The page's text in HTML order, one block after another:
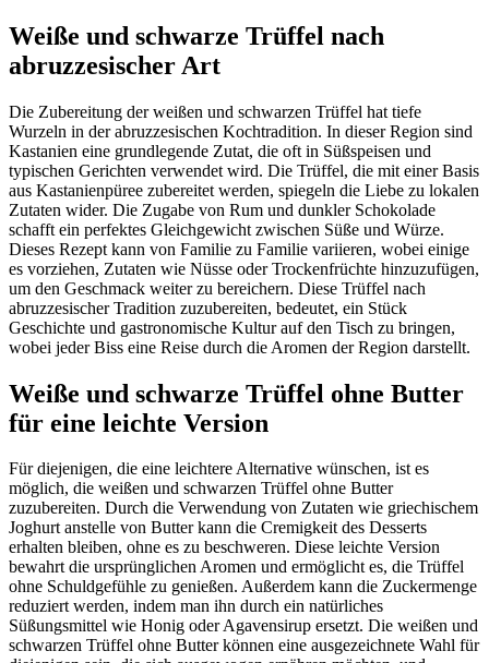
Weiße und schwarze Trüffel nach
abruzzesischer Art
Die Zubereitung der weißen und schwarzen Trüffel hat tiefe
Wurzeln in der abruzzesischen Kochtradition. In dieser Region sind
Kastanien eine grundlegende Zutat, die oft in Süßspeisen und
typischen Gerichten verwendet wird. Die Trüffel, die mit einer Basis
aus Kastanienpüree zubereitet werden, spiegeln die Liebe zu lokalen
Zutaten wider. Die Zugabe von Rum und dunkler Schokolade
schafft ein perfektes Gleichgewicht zwischen Süße und Würze.
Dieses Rezept kann von Familie zu Familie variieren, wobei einige
es vorziehen, Zutaten wie Nüsse oder Trockenfrüchte hinzuzufügen,
um den Geschmack weiter zu bereichern. Diese Trüffel nach
abruzzesischer Tradition zuzubereiten, bedeutet, ein Stück
Geschichte und gastronomische Kultur auf den Tisch zu bringen,
wobei jeder Biss eine Reise durch die Aromen der Region darstellt.
Weiße und schwarze Trüffel ohne Butter
für eine leichte Version
Für diejenigen, die eine leichtere Alternative wünschen, ist es
möglich, die weißen und schwarzen Trüffel ohne Butter
zuzubereiten. Durch die Verwendung von Zutaten wie griechischem
Joghurt anstelle von Butter kann die Cremigkeit des Desserts
erhalten bleiben, ohne es zu beschweren. Diese leichte Version
bewahrt die ursprünglichen Aromen und ermöglicht es, die Trüffel
ohne Schuldgefühle zu genießen. Außerdem kann die Zuckermenge
reduziert werden, indem man ihn durch ein natürliches
Süßungsmittel wie Honig oder Agavensirup ersetzt. Die weißen und
schwarzen Trüffel ohne Butter können eine ausgezeichnete Wahl für